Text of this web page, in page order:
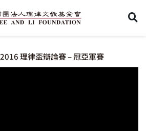
2016 理律盃辯論賽 – 冠亞軍賽